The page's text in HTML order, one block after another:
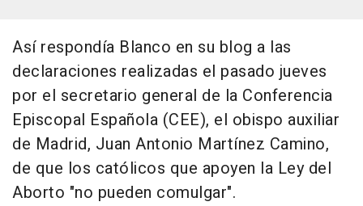
Así respondía Blanco en su blog a las
declaraciones realizadas el pasado jueves
por el secretario general de la Conferencia
Episcopal Española (CEE), el obispo auxiliar
de Madrid, Juan Antonio Martínez Camino,
de que los católicos que apoyen la Ley del
Aborto "no pueden comulgar".